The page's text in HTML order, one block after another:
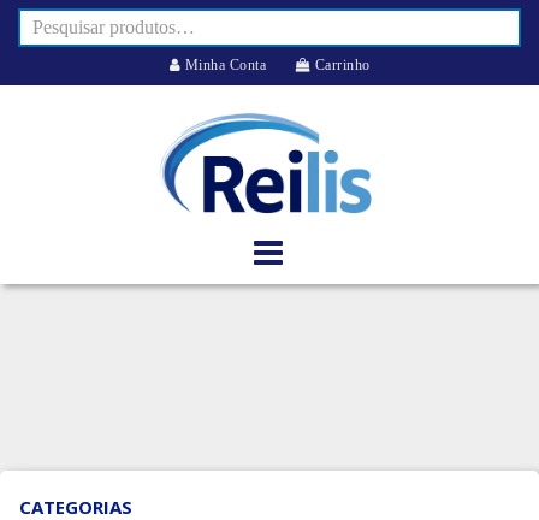
Minha Conta Carrinho
CATEGORIAS